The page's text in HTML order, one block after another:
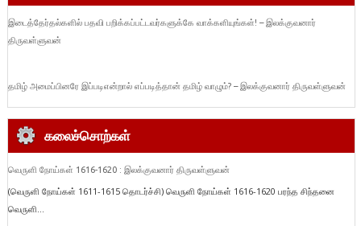
இடைத்தேர்தல்களில் பதவி பறிக்கப்பட்டவர்களுக்கே வாக்களியுங்கள்! – இலக்குவனார்
திருவள்ளுவன்
தமிழ் அமைப்பினரே இப்படிஎன்றால் எப்படித்தான் தமிழ் வாழும்? – இலக்குவனார் திருவள்ளுவன்
கலைச்சொற்கள்
வெருளி நோய்கள் 1616-1620 : இலக்குவனார் திருவள்ளுவன்
(வெருளி நோய்கள் 1611-1615 தொடர்ச்சி) வெருளி நோய்கள் 1616-1620 பரந்த சிந்தனை
வெருளி...